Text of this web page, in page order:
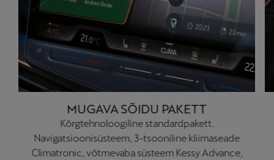
MUGAVA SÕIDU PAKETT
Kõrgtehnoloogiline standardpakett.
Navigatsioonisüsteem, 3-tsooniline kliimaseade
Climatronic, võtmevaba süsteem Kessy Advance,